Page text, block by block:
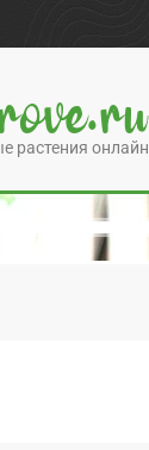
растения онлайн